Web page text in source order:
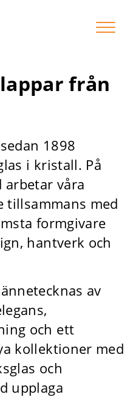
från
1898
i kristall. På
arbetar våra
tillsammans med
formgivare
hantverk och
av
och ett
kollektioner med
och
upplaga